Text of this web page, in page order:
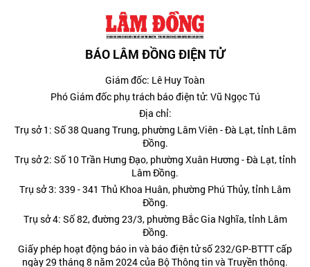
BÁO LÂM ĐỒNG ĐIỆN TỬ
Giám đốc: Lê Huy Toàn
Phó Giám đốc phụ trách báo điện tử: Vũ Ngọc Tú
Địa chỉ:
Trụ sở 1: Số 38 Quang Trung, phường Lâm Viên - Đà Lạt, tỉnh Lâm
Đồng.
Trụ sở 2: Số 10 Trần Hưng Đạo, phường Xuân Hương - Đà Lạt, tỉnh
Lâm Đồng.
Trụ sở 3: 339 - 341 Thủ Khoa Huân, phường Phú Thủy, tỉnh Lâm
Đồng.
Trụ sở 4: Số 82, đường 23/3, phường Bắc Gia Nghĩa, tỉnh Lâm
Đồng.
Giấy phép hoạt động báo in và báo điện tử số 232/GP-BTTT cấp
ngày 29 tháng 8 năm 2024 của Bộ Thông tin và Truyền thông.